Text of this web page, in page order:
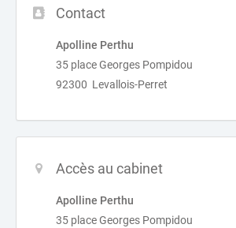
Contact
Apolline Perthu
35 place Georges Pompidou
92300 Levallois-Perret
Accès au cabinet
Apolline Perthu
35 place Georges Pompidou